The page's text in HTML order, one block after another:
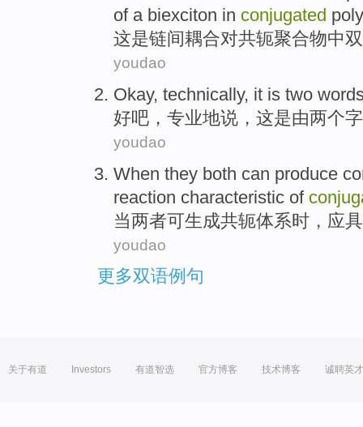
of a biexciton in conjugated
这是链间耦合对共轭聚合物中双
youdao
Okay, technically, it is two
好吧 ， 专业地说 ， 这是由两个字
youdao
When they both can produce
reaction characteristic of
当两者可生成共轭体系时，应
youdao
更多双语例句
关于有道 Investors 有道智选 官方博客 技术博客 诚聘英才